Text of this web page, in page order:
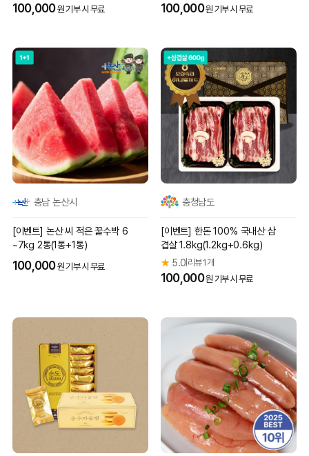
100,000원 기부 시 무료 100,000원 기부 시 무료
충남 논산시
[이벤트] 논산 씨 적은 꿀수박 6
~7kg 2통(1통+1통)
100,000원 기부 시 무료
충청남도
[이벤트] 한돈 100% 국내산 삼
겹살 1.8kg(1.2kg+0.6kg)
★ 5.0 리뷰 1개
100,000원 기부 시 무료